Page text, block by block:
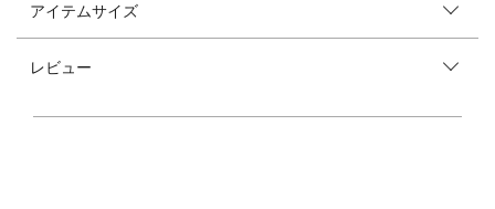
ヒールにはMax Airクッショニング、前足部にはNike Airを搭載し、快適で
アイテムサイズ
レビュー